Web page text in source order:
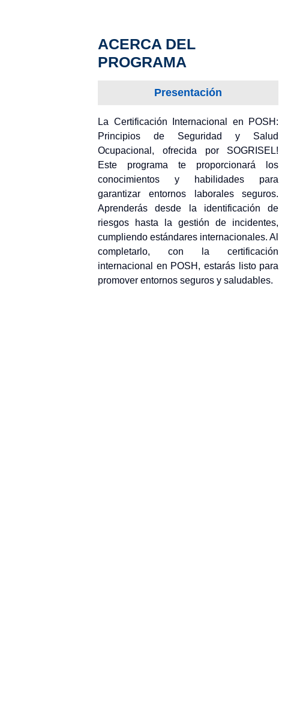
ACERCA DEL
PROGRAMA
Presentación
La Certificación Internacional en POSH:
Principios de Seguridad y Salud
Ocupacional, ofrecida por SOGRISEL!
Este programa te proporcionará los
conocimientos y habilidades para
garantizar entornos laborales seguros.
Aprenderás desde la identificación de
riesgos hasta la gestión de incidentes,
cumpliendo estándares internacionales. Al
completarlo, con la certificación
internacional en POSH, estarás listo para
promover entornos seguros y saludables.